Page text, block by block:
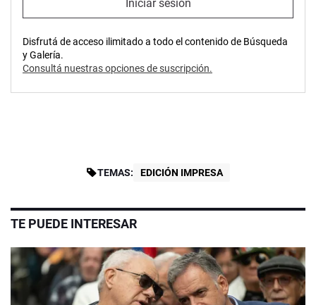
Iniciar sesión
Disfrutá de acceso ilimitado a todo el contenido de Búsqueda
y Galería.
Consultá nuestras opciones de suscripción.
TEMAS: EDICIÓN IMPRESA
TE PUEDE INTERESAR